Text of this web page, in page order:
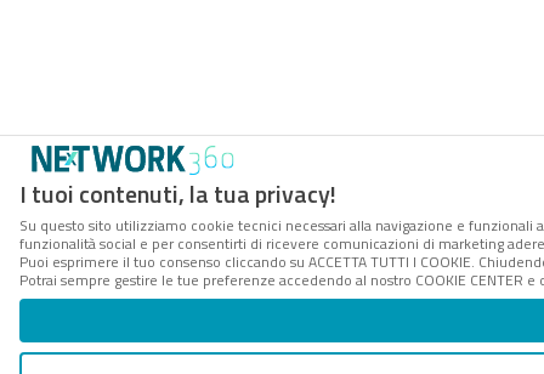
I tuoi contenuti, la tua privacy!
Su questo sito utilizziamo cookie tecnici necessari alla navigazione e
funzionalità social e per consentirti di ricevere comunicazioni di marketing
Puoi esprimere il tuo consenso cliccando su ACCETTA TUTTI I COOKIE.
Potrai sempre gestire le tue preferenze accedendo al nostro COOKIE